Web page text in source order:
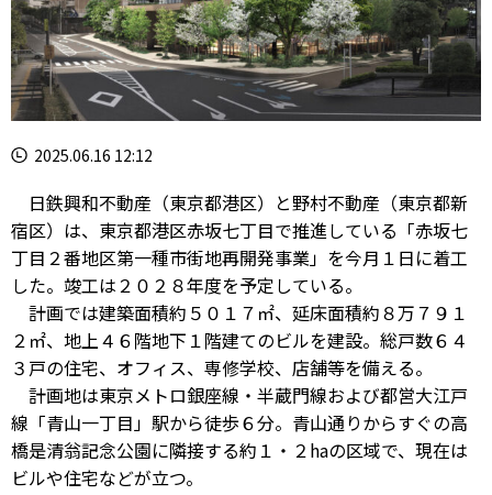
2025.06.16 12:12
日鉄興和不動産（東京都港区）と野村不動産（東京都新
宿区）は、東京都港区赤坂七丁目で推進している「赤坂七
丁目２番地区第一種市街地再開発事業」を今月１日に着工
した。竣工は２０２８年度を予定している。
計画では建築面積約５０１７㎡、延床面積約８万７９１
２㎡、地上４６階地下１階建てのビルを建設。総戸数６４
３戸の住宅、オフィス、専修学校、店舗等を備える。
計画地は東京メトロ銀座線・半蔵門線および都営大江戸
線「青山一丁目」駅から徒歩６分。青山通りからすぐの高
橋是清翁記念公園に隣接する約１・２haの区域で、現在は
ビルや住宅などが立つ。